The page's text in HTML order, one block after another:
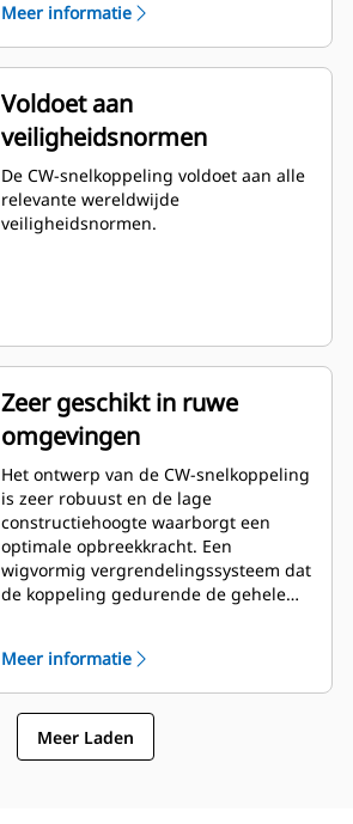
geworden. Er zijn er de afgelopen 40
jaar meer dan 50.000 stuks van
verkocht. Deze snelkoppeling is
uitwisselbaar met verschillende
machineklassen en is ontworpen voor
gebruik met meer dan 700
verschillende machines van Cat en
andere merken.
Meer informatie
Voldoet aan
veiligheidsnormen
De CW-snelkoppeling voldoet aan alle
relevante wereldwijde
veiligheidsnormen.
Zeer geschikt in ruwe
omgevingen
Het ontwerp van de CW-snelkoppeling
is zeer robuust en de lage
constructiehoogte waarborgt een
optimale opbreekkracht. Een
wigvormig vergrendelingssysteem dat
de koppeling gedurende de gehele
houdt. Dit maakt de koppeling zeer
geschikt in een grote verscheidenheid
aan toepassingen.
Meer informatie
Meer Laden